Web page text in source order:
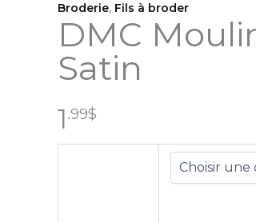
Broderie, Fils à broder
DMC
Satin
1.99$